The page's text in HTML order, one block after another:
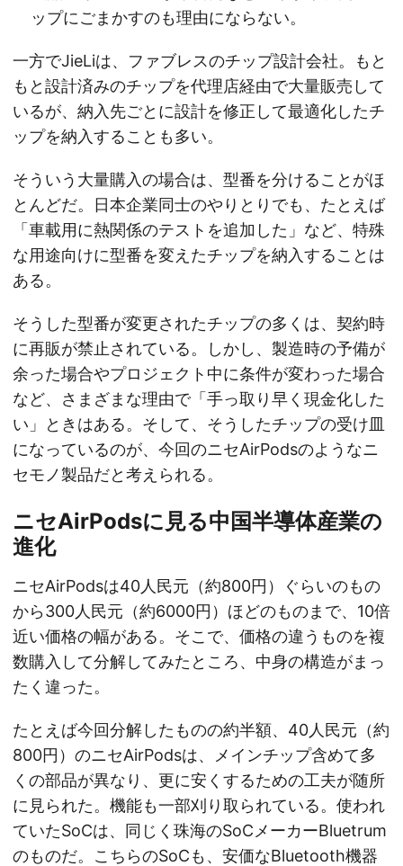
ップにごまかすのも理由にならない。
一方でJieLiは、ファブレスのチップ設計会社。もと
もと設計済みのチップを代理店経由で大量販売して
いるが、納入先ごとに設計を修正して最適化したチ
ップを納入することも多い。
そういう大量購入の場合は、型番を分けることがほ
とんどだ。日本企業同士のやりとりでも、たとえば
「車載用に熱関係のテストを追加した」など、特殊
な用途向けに型番を変えたチップを納入することは
ある。
そうした型番が変更されたチップの多くは、契約時
に再販が禁止されている。しかし、製造時の予備が
余った場合やプロジェクト中に条件が変わった場合
など、さまざまな理由で「手っ取り早く現金化した
い」ときはある。そして、そうしたチップの受け皿
になっているのが、今回のニセAirPodsのようなニ
セモノ製品だと考えられる。
ニセAirPodsに見る中国半導体産業の
進化
ニセAirPodsは40人民元（約800円）ぐらいのもの
から300人民元（約6000円）ほどのものまで、10倍
近い価格の幅がある。そこで、価格の違うものを複
数購入して分解してみたところ、中身の構造がまっ
たく違った。
たとえば今回分解したものの約半額、40人民元（約
800円）のニセAirPodsは、メインチップ含めて多
くの部品が異なり、更に安くするための工夫が随所
に見られた。機能も一部刈り取られている。使われ
ていたSoCは、同じく珠海のSoCメーカーBluetrum
のものだ。こちらのSoCも、安価なBluetooth機器